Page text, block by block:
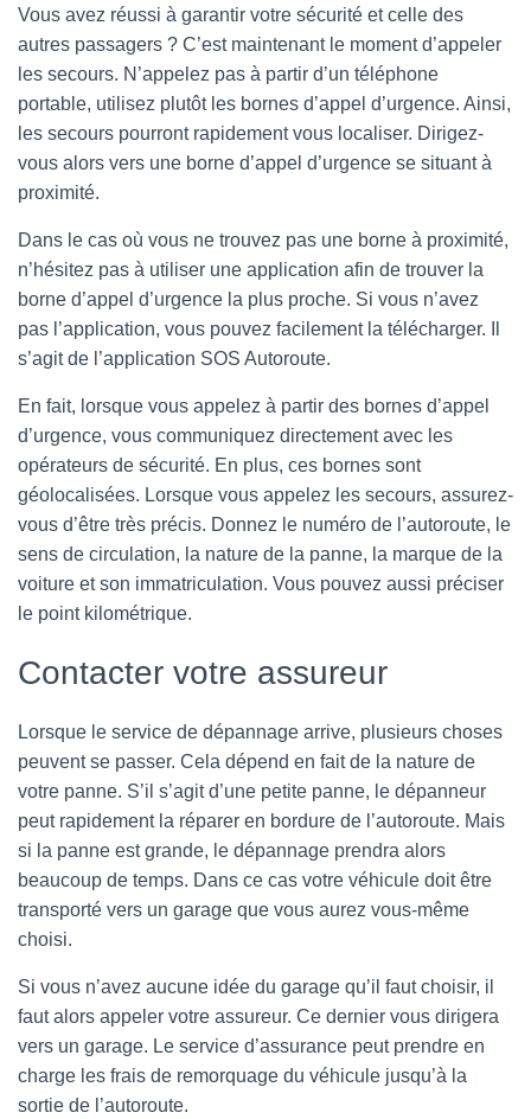
Vous avez réussi à garantir votre sécurité et celle des
autres passagers ? C’est maintenant le moment d’appeler
les secours. N’appelez pas à partir d’un téléphone
portable, utilisez plutôt les bornes d’appel d’urgence. Ainsi,
les secours pourront rapidement vous localiser. Dirigez-
vous alors vers une borne d’appel d’urgence se situant à
proximité.
Dans le cas où vous ne trouvez pas une borne à proximité,
n’hésitez pas à utiliser une application afin de trouver la
borne d’appel d’urgence la plus proche. Si vous n’avez
pas l’application, vous pouvez facilement la télécharger. Il
s’agit de l’application SOS Autoroute.
En fait, lorsque vous appelez à partir des bornes d’appel
d’urgence, vous communiquez directement avec les
opérateurs de sécurité. En plus, ces bornes sont
géolocalisées. Lorsque vous appelez les secours, assurez-
vous d’être très précis. Donnez le numéro de l’autoroute, le
sens de circulation, la nature de la panne, la marque de la
voiture et son immatriculation. Vous pouvez aussi préciser
le point kilométrique.
Contacter votre assureur
Lorsque le service de dépannage arrive, plusieurs choses
peuvent se passer. Cela dépend en fait de la nature de
votre panne. S’il s’agit d’une petite panne, le dépanneur
peut rapidement la réparer en bordure de l’autoroute. Mais
si la panne est grande, le dépannage prendra alors
beaucoup de temps. Dans ce cas votre véhicule doit être
transporté vers un garage que vous aurez vous-même
choisi.
Si vous n’avez aucune idée du garage qu’il faut choisir, il
faut alors appeler votre assureur. Ce dernier vous dirigera
vers un garage. Le service d’assurance peut prendre en
charge les frais de remorquage du véhicule jusqu’à la
sortie de l’autoroute.